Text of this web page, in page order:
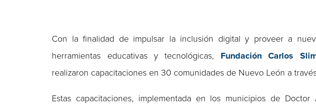
Con la finalidad de impulsar la inclusión digital y proveer a
herramientas educativas y tecnológicas, Fundación Carlos
realizaron capacitaciones en 30 comunidades de Nuevo León a
Estas capacitaciones, implementada en los municipios de Doctor